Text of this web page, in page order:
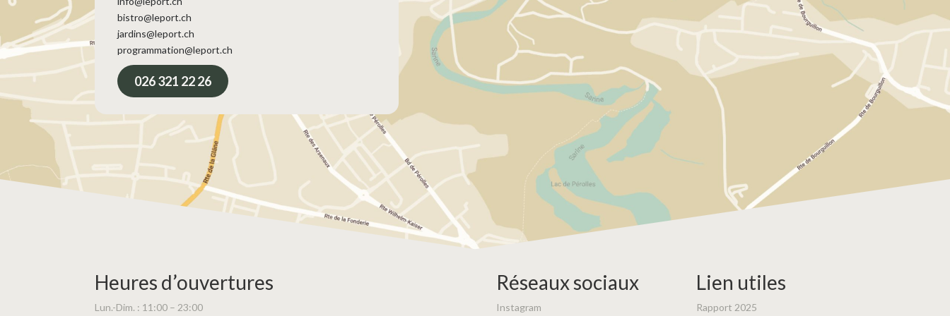
bistro@leport.ch
jardins@leport.ch
programmation@leport.ch
026 321 22 26
Heures d’ouvertures
Lun.-Dim. : 11:00 – 23:00
Réseaux sociaux
Instagram
Lien utiles
Rapport 2025